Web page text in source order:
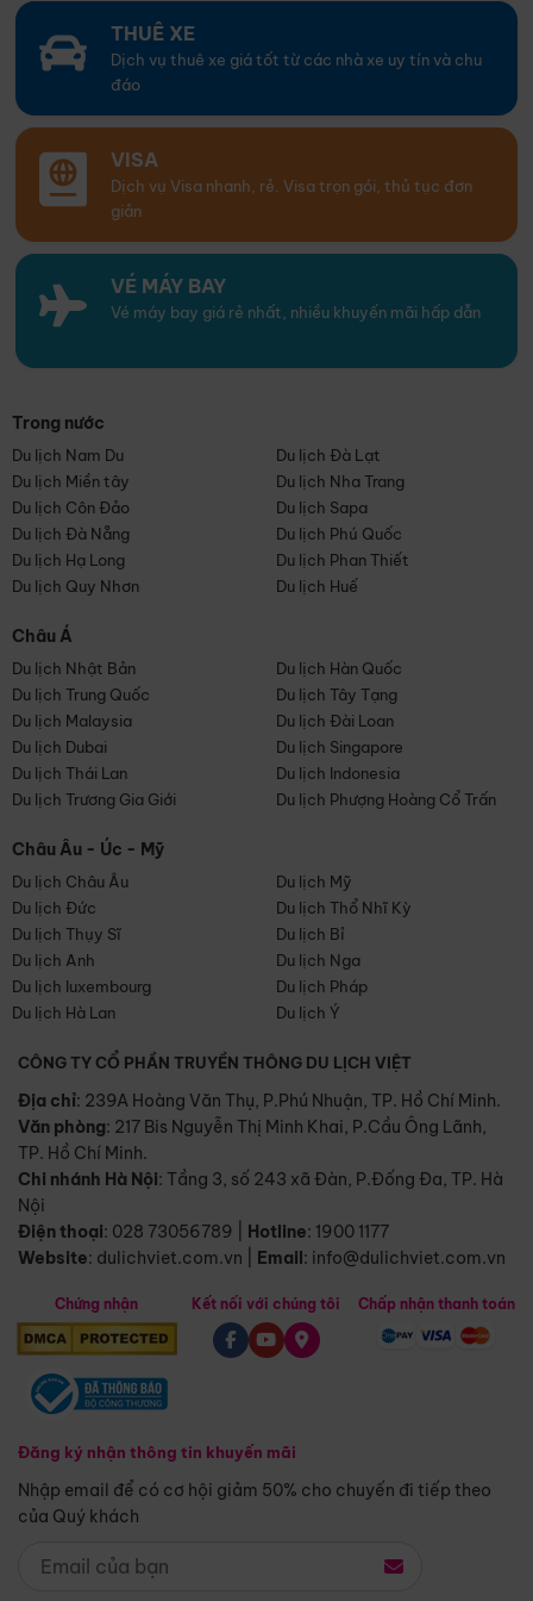
THUÊ XE
Dịch vụ thuê xe giá tốt từ các nhà xe uy tín và chu
đáo
VISA
Dịch vụ Visa nhanh, rẻ. Visa trọn gói, thủ tục đơn
giản
VÉ MÁY BAY
Vé máy bay giá rẻ nhất, nhiều khuyến mãi hấp dẫn
Trong nước
Du lịch Nam Du
Du lịch Đà Lạt
Du lịch Miền tây
Du lịch Nha Trang
Du lịch Côn Đảo
Du lịch Sapa
Du lịch Đà Nẵng
Du lịch Phú Quốc
Du lịch Hạ Long
Du lịch Phan Thiết
Du lịch Quy Nhơn
Du lịch Huế
Châu Á
Du lịch Nhật Bản
Du lịch Hàn Quốc
Du lịch Trung Quốc
Du lịch Tây Tạng
Du lịch Malaysia
Du lịch Đài Loan
Du lịch Dubai
Du lịch Singapore
Du lịch Thái Lan
Du lịch Indonesia
Du lịch Trương Gia Giới
Du lịch Phượng Hoàng Cổ Trấn
Châu Âu - Úc - Mỹ
Du lịch Châu Âu
Du lịch Mỹ
Du lịch Đức
Du lịch Thổ Nhĩ Kỳ
Du lịch Thụy Sĩ
Du lịch Bỉ
Du lịch Anh
Du lịch Nga
Du lịch luxembourg
Du lịch Pháp
Du lịch Hà Lan
Du lịch Ý
CÔNG TY CỔ PHẦN TRUYỀN THÔNG DU LỊCH VIỆT
Địa chỉ: 239A Hoàng Văn Thụ, P.Phú Nhuận, TP. Hồ Chí Minh.
Văn phòng: 217 Bis Nguyễn Thị Minh Khai, P.Cầu Ông Lãnh,
TP. Hồ Chí Minh.
Chi nhánh Hà Nội: Tầng 3, số 243 xã Đàn, P.Đống Đa, TP. Hà
Nội
Điện thoại: 028 73056789 Hotline: 1900 1177
Website: dulichviet.com.vn Email: info@dulichviet.com.vn
Chứng nhận
Đăng ký nhận thông tin khuyến mãi
Nhập email để có cơ hội giảm 50% cho chuyến đi tiếp theo
của Quý khách
Kết nối với chúng tôi Chấp nhận thanh toán